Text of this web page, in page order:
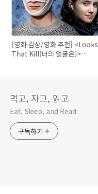
[영화 감상/영화 추천] <Looks
That Kill(너의 얼굴은)>
먹고, 자고, 읽고
Eat, Sleep, and Read
구독하기